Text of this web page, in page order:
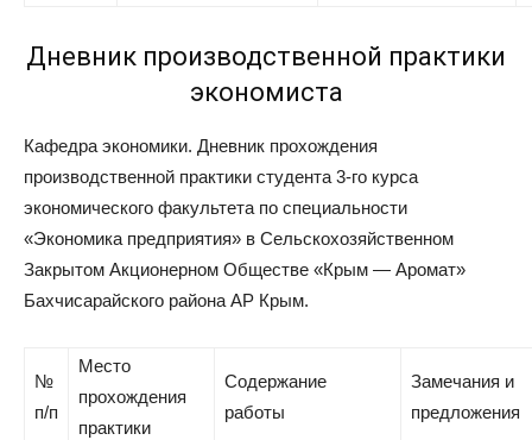
Дневник производственной практики
экономиста
Кафедра экономики. Дневник прохождения
производственной практики студента 3-го курса
экономического факультета по специальности
«Экономика предприятия» в Сельскохозяйственном
Закрытом Акционерном Обществе «Крым — Аромат»
Бахчисарайского района АР Крым.
№
п/п
Место
прохождения
практики
Содержание
работы
Замечания и
предложения